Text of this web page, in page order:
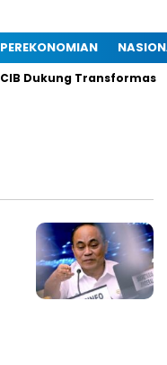
PEREKONOMIAN
Dukung Transformasi